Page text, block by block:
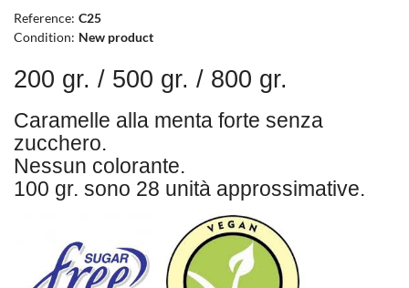
Reference: C25
Condition: New product
200 gr. / 500 gr. / 800 gr.
Caramelle alla menta forte senza
zucchero.
Nessun colorante.
100 gr. sono 28 unità approssimative.